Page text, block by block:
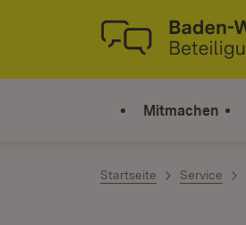
Zum Inhalt springen
Link zur Startseite
Mitmachen
Startseite Service